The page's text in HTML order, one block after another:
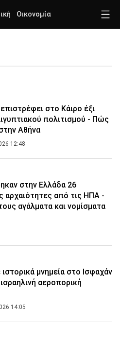
Οικονομία
στο Κάιρο έξι
πολιτισμού - Πώς
Αθήνα
12:48
στην Ελλάδα 26
αρχαιότητες από τις ΗΠΑ -
αγάλματα και νομίσματα
ιστορικά μνημεία στο Ισφαχάν
αεροπορική
14:05